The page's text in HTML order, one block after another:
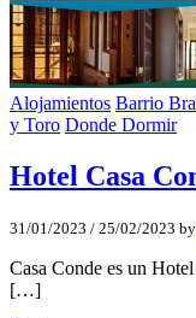
Alojamientos Barrio
y Toro Donde Dormir
Hotel Casa
31/01/2023 / 25/02/2023 by
Casa Conde es un
[…]